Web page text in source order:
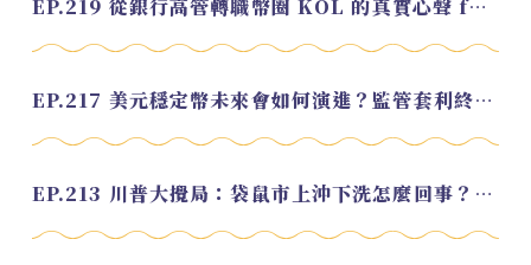
EP.219 從銀行高管轉職幣圈 KOL 的真實心聲 feat.龜大
EP.217 美元穩定幣未來會如何演進？監管套利終將收斂？feat. 研究員 余哲安
EP.213 川普大攪局：袋鼠市上沖下洗怎麼回事？feat. Alvin